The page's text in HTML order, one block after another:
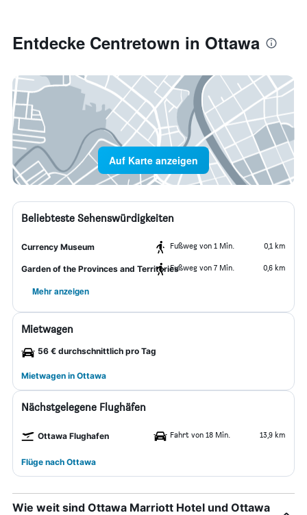
Entdecke Centretown in Ottawa
Auf Karte anzeigen
Beliebteste Sehenswürdigkeiten
Currency Museum Fußweg von 1 Min. 0,1 km
Garden of the Provinces and TerritoriesFußweg von 7 Min. 0,6 km
Mehr anzeigen
Mietwagen
56 € durchschnittlich pro Tag
Mietwagen in Ottawa
Nächstgelegene Flughäfen
Ottawa Flughafen Fahrt von 18 Min. 13,9 km
Flüge nach Ottawa
Wie weit sind Ottawa Marriott Hotel und Ottawa